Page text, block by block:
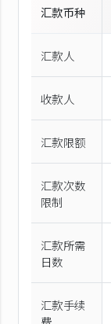
汇款币种
汇款人
收款人
汇款限额
汇款次数
限制
汇款所需
日数
汇款手续